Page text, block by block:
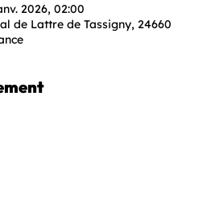
2026, 02:00
de Lattre de Tassigny, 24660